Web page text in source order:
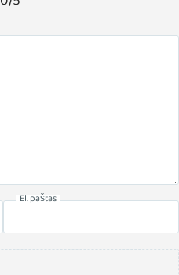
El. paštas